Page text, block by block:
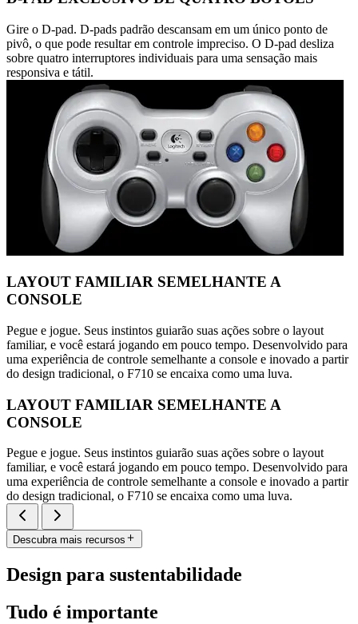
Gire o D-pad. D-pads padrão descansam em um único ponto de
pivô, o que pode resultar em controle impreciso. O D-pad desliza
sobre quatro interruptores individuais para uma sensação mais
responsiva e tátil.
LAYOUT FAMILIAR SEMELHANTE A
CONSOLE
Pegue e jogue. Seus instintos guiarão suas ações sobre o layout
familiar, e você estará jogando em pouco tempo. Desenvolvido para
uma experiência de controle semelhante a console e inovado a partir
do design tradicional, o F710 se encaixa como uma luva.
LAYOUT FAMILIAR SEMELHANTE A
CONSOLE
Pegue e jogue. Seus instintos guiarão suas ações sobre o layout
familiar, e você estará jogando em pouco tempo. Desenvolvido para
uma experiência de controle semelhante a console e inovado a partir
do design tradicional, o F710 se encaixa como uma luva.
Descubra mais recursos
Design para sustentabilidade
Tudo é importante